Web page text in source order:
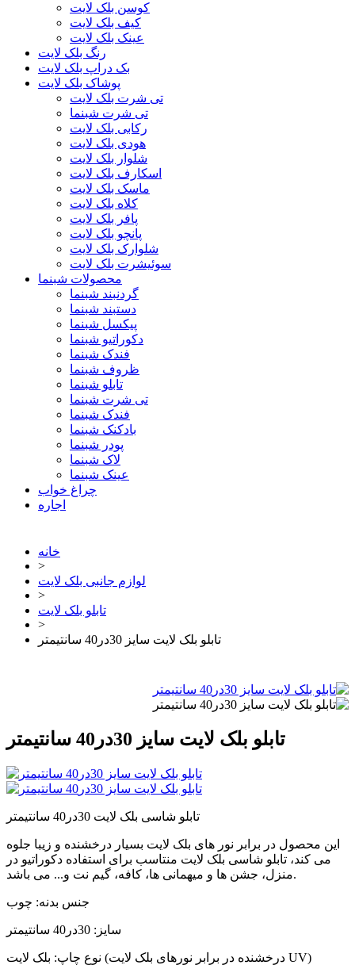
کوسن بلک لایت
کیف بلک لایت
عینک بلک لایت
رنگ بلک لایت
بک دراپ بلک لایت
پوشاک بلک لایت
تی شرت بلک لایت
تی شرت شبنما
رکابی بلک لایت
هودی بلک لایت
شلوار بلک لایت
اسکارف بلک لایت
ماسک بلک لایت
کلاه بلک لایت
پافر بلک لایت
پانچو بلک لایت
شلوارک بلک لایت
سوئیشرت بلک لایت
محصولات شبنما
گردنبند شبنما
دستبند شبنما
پیکسل شبنما
دکوراتیو شبنما
فندک شبنما
ظروف شبنما
تابلو شبنما
تی شرت شبنما
فندک شبنما
بادکنک شبنما
پودر شبنما
لاک شبنما
عینک شبنما
چراغ خواب
اجاره
خانه
>
لوازم جانبی بلک لایت
>
تابلو بلک لایت
>
تابلو بلک لایت سایز 30در40 سانتیمتر
تابلو بلک لایت سایز 30در40 سانتیمتر
تابلو شاسی بلک لایت 30در40 سانتیمتر
این محصول در برابر نور های بلک لایت بسیار درخشنده و زیبا جلوه
می کند، تابلو شاسی بلک لایت منتاسب برای استفاده دکوراتیو در
منزل، جشن ها و میهمانی ها، کافه، گیم نت و... می باشد.
جنس بدنه: چوب
سایز: 30در40 سانتیمتر
نوع چاپ: بلک لایت (درخشنده در برابر نورهای بلک لایت UV)